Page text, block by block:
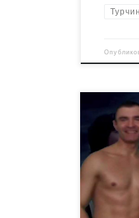
Клоуны
Защите
вышли на
решили
выбрали
Mortal